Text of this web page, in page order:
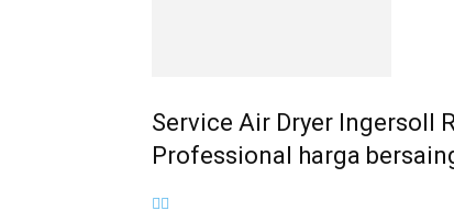
Service Air Dryer Ingersoll
Professional harga